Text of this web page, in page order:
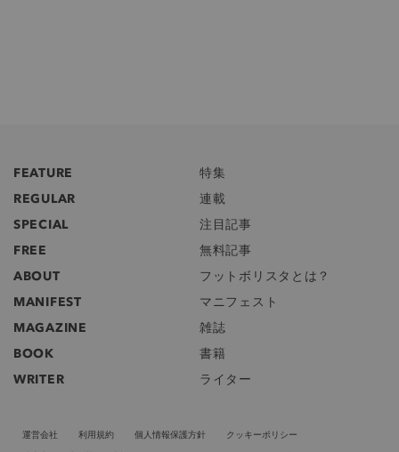
FEATURE
特集
REGULAR
連載
SPECIAL
注目記事
FREE
無料記事
ABOUT
フットボリスタとは？
MANIFEST
マニフェスト
MAGAZINE
雑誌
BOOK
書籍
WRITER
ライター
運営会社 利用規約 個人情報保護方針
クッキーポリシー